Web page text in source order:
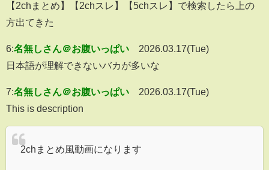
【2chまとめ】【2chスレ】【5chスレ】で検索したら上の
方出てきた
6:名無しさん＠お腹いっぱい
2026.03.17(Tue)
日本語が理解できないバカが多いな
7:名無しさん＠お腹いっぱい
2026.03.17(Tue)
This is description
2chまとめ風動画になります